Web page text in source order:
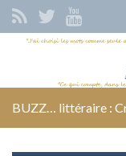
Search
BUZZ… littéraire :